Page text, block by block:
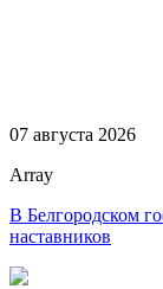
07 августа 2026
Array
В Белгородском
наставников